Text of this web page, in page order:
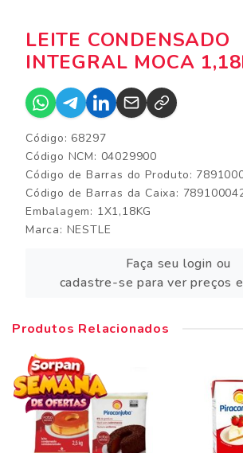
LEITE CONDENSADO
INTEGRAL MOCA
Código: 68297
Código NCM: 04029900
Código de Barras do Produto:
Código de Barras da Caixa:
Embalagem: 1X1,18KG
Marca: NESTLE
Faça seu login ou
cadastre-se para ver preços
Produtos Relacionados